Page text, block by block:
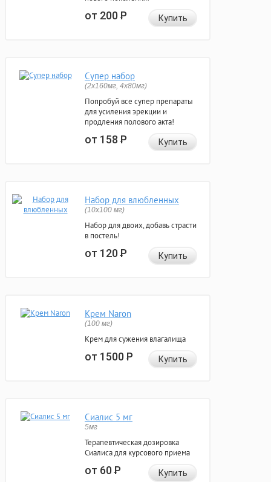
от 200Р Купить
Супер набор
(2х160мг, 4х80мг)
Попробуй все супер препараты
для усиления эрекции и
продления полового акта!
от 158Р Купить
Набор для влюбленных
(10х100 мг)
Набор для двоих, добавь страсти
в постель!
от 120Р Купить
Крем Naron
(100 мг)
Крем для сужения влагалища
от 1500Р Купить
Сиалис 5 мг
5мг
Терапевтическая дозировка
Сиалиса для курсового приема
от 60Р Купить